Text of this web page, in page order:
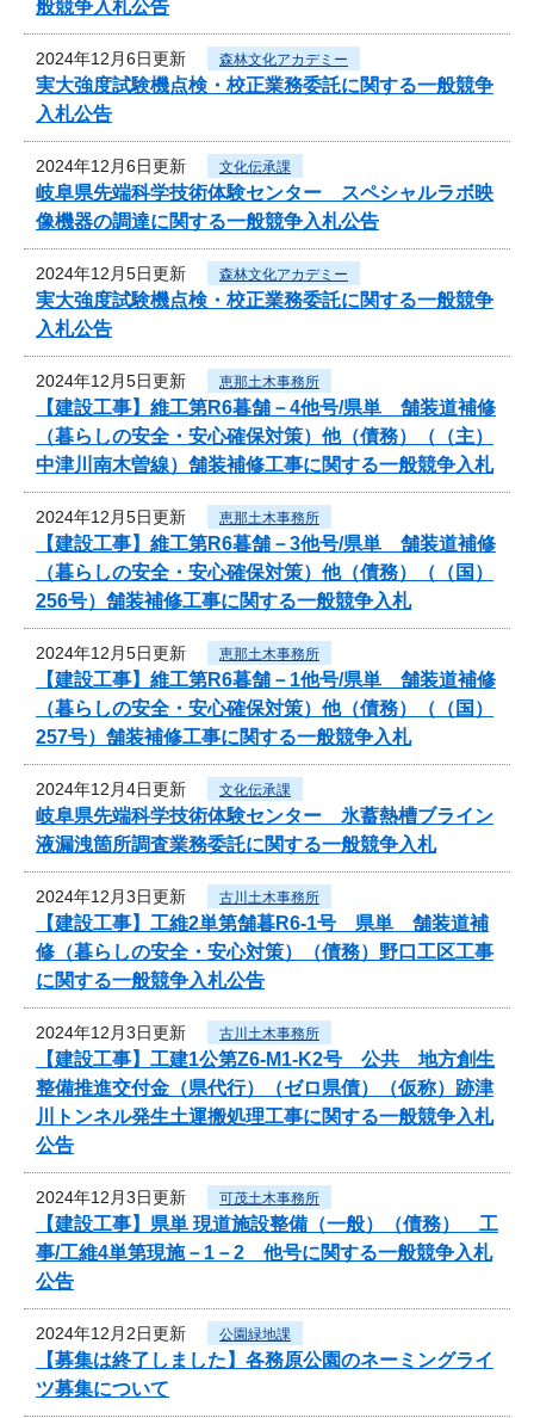
般競争入札公告
2024年12月6日更新 森林文化アカデミー
実大強度試験機点検・校正業務委託に関する一般競争
入札公告
2024年12月6日更新 文化伝承課
岐阜県先端科学技術体験センター スペシャルラボ映
像機器の調達に関する一般競争入札公告
2024年12月5日更新 森林文化アカデミー
実大強度試験機点検・校正業務委託に関する一般競争
入札公告
2024年12月5日更新 恵那土木事務所
【建設工事】維工第R6暮舗－4他号/県単 舗装道補修
（暮らしの安全・安心確保対策）他（債務）（（主）
中津川南木曽線）舗装補修工事に関する一般競争入札
2024年12月5日更新 恵那土木事務所
【建設工事】維工第R6暮舗－3他号/県単 舗装道補修
（暮らしの安全・安心確保対策）他（債務）（（国）
256号）舗装補修工事に関する一般競争入札
2024年12月5日更新 恵那土木事務所
【建設工事】維工第R6暮舗－1他号/県単 舗装道補修
（暮らしの安全・安心確保対策）他（債務）（（国）
257号）舗装補修工事に関する一般競争入札
2024年12月4日更新 文化伝承課
岐阜県先端科学技術体験センター 氷蓄熱槽ブライン
液漏洩箇所調査業務委託に関する一般競争入札
2024年12月3日更新 古川土木事務所
【建設工事】工維2単第舗暮R6-1号 県単 舗装道補
修（暮らしの安全・安心対策）（債務）野口工区工事
に関する一般競争入札公告
2024年12月3日更新 古川土木事務所
【建設工事】工建1公第Z6-M1-K2号 公共 地方創生
整備推進交付金（県代行）（ゼロ県債）（仮称）跡津
川トンネル発生土運搬処理工事に関する一般競争入札
公告
2024年12月3日更新 可茂土木事務所
【建設工事】県単 現道施設整備（一般）（債務） 工
事/工維4単第現施－1－2 他号に関する一般競争入札
公告
2024年12月2日更新 公園緑地課
【募集は終了しました】各務原公園のネーミングライ
ツ募集について